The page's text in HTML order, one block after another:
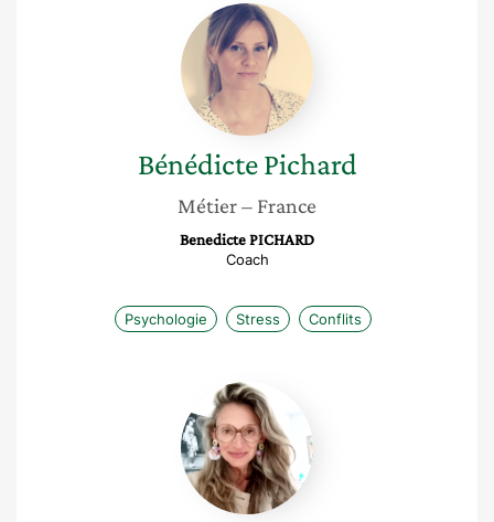
Bénédicte
Pichard
Bénédicte Pichard
Métier– France
Benedicte PICHARD
Coach
Psychologie Stress Conflits
Isabelle
Frenay